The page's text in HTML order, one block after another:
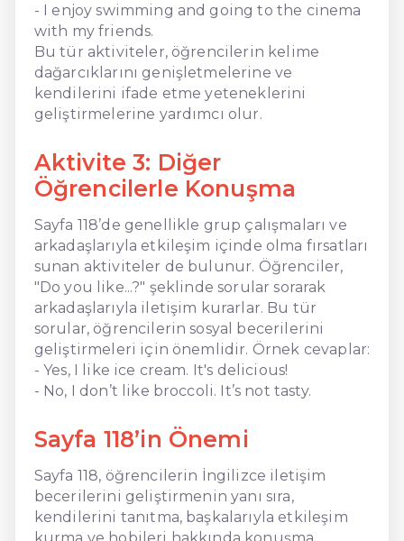
- I enjoy swimming and going to the cinema
with my friends.
Bu tür aktiviteler, öğrencilerin kelime
dağarcıklarını genişletmelerine ve
kendilerini ifade etme yeteneklerini
geliştirmelerine yardımcı olur.
Aktivite 3: Diğer
Öğrencilerle Konuşma
Sayfa 118’de genellikle grup çalışmaları ve
arkadaşlarıyla etkileşim içinde olma fırsatları
sunan aktiviteler de bulunur. Öğrenciler,
"Do you like...?" şeklinde sorular sorarak
arkadaşlarıyla iletişim kurarlar. Bu tür
sorular, öğrencilerin sosyal becerilerini
geliştirmeleri için önemlidir. Örnek cevaplar:
- Yes, I like ice cream. It's delicious!
- No, I don’t like broccoli. It’s not tasty.
Sayfa 118’in Önemi
Sayfa 118, öğrencilerin İngilizce iletişim
becerilerini geliştirmenin yanı sıra,
kendilerini tanıtma, başkalarıyla etkileşim